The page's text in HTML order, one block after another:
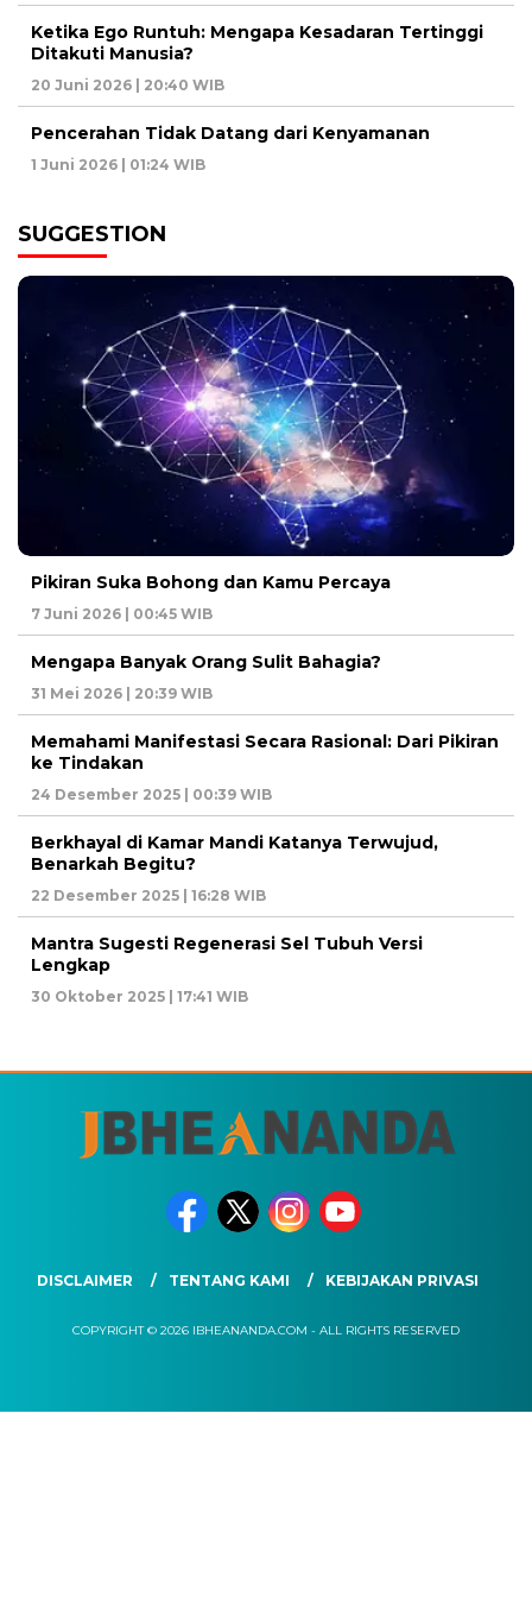
Ketika Ego Runtuh: Mengapa Kesadaran Tertinggi
Ditakuti Manusia?
20 Juni 2026 | 20:40 WIB
Pencerahan Tidak Datang dari Kenyamanan
1 Juni 2026 | 01:24 WIB
SUGGESTION
Pikiran Suka Bohong dan Kamu Percaya
7 Juni 2026 | 00:45 WIB
Mengapa Banyak Orang Sulit Bahagia?
31 Mei 2026 | 20:39 WIB
Memahami Manifestasi Secara Rasional: Dari Pikiran
ke Tindakan
24 Desember 2025 | 00:39 WIB
Berkhayal di Kamar Mandi Katanya Terwujud,
Benarkah Begitu?
22 Desember 2025 | 16:28 WIB
Mantra Sugesti Regenerasi Sel Tubuh Versi
Lengkap
30 Oktober 2025 | 17:41 WIB
DISCLAIMER TENTANG KAMI KEBIJAKAN PRIVASI
COPYRIGHT © 2026 IBHEANANDA.COM - ALL RIGHTS RESERVED